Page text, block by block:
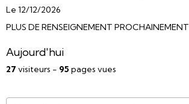
Le 12/12/2026
PLUS DE RENSEIGNEMENT PROCHAINEMENT
Aujourd'hui
27 visiteurs - 95 pages vues